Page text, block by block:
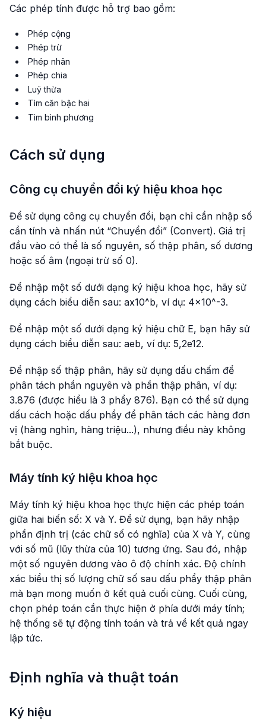
Các phép tính được hỗ trợ bao gồm:
Phép cộng
Phép trừ
Phép nhân
Phép chia
Luỹ thừa
Tìm căn bậc hai
Tìm bình phương
Cách sử dụng
Công cụ chuyển đổi ký hiệu khoa học
Để sử dụng công cụ chuyển đổi, bạn chỉ cần nhập số
cần tính và nhấn nút “Chuyển đổi” (Convert). Giá trị
đầu vào có thể là số nguyên, số thập phân, số dương
hoặc số âm (ngoại trừ số 0).
Để nhập một số dưới dạng ký hiệu khoa học, hãy sử
dụng cách biểu diễn sau: ax10^b, ví dụ: 4x10^-3.
Để nhập một số dưới dạng ký hiệu chữ E, bạn hãy sử
dụng cách biểu diễn sau: aeb, ví dụ: 5,2e12.
Để nhập số thập phân, hãy sử dụng dấu chấm để
phân tách phần nguyên và phần thập phân, ví dụ:
3.876 (được hiểu là 3 phẩy 876). Bạn có thể sử dụng
dấu cách hoặc dấu phẩy để phân tách các hàng đơn
vị (hàng nghìn, hàng triệu...), nhưng điều này không
bắt buộc.
Máy tính ký hiệu khoa học
Máy tính ký hiệu khoa học thực hiện các phép toán
giữa hai biến số: X và Y. Để sử dụng, bạn hãy nhập
phần định trị (các chữ số có nghĩa) của X và Y, cùng
với số mũ (lũy thừa của 10) tương ứng. Sau đó, nhập
một số nguyên dương vào ô độ chính xác. Độ chính
xác biểu thị số lượng chữ số sau dấu phẩy thập phân
mà bạn mong muốn ở kết quả cuối cùng. Cuối cùng,
chọn phép toán cần thực hiện ở phía dưới máy tính;
hệ thống sẽ tự động tính toán và trả về kết quả ngay
lập tức.
Định nghĩa và thuật toán
Ký hiệu